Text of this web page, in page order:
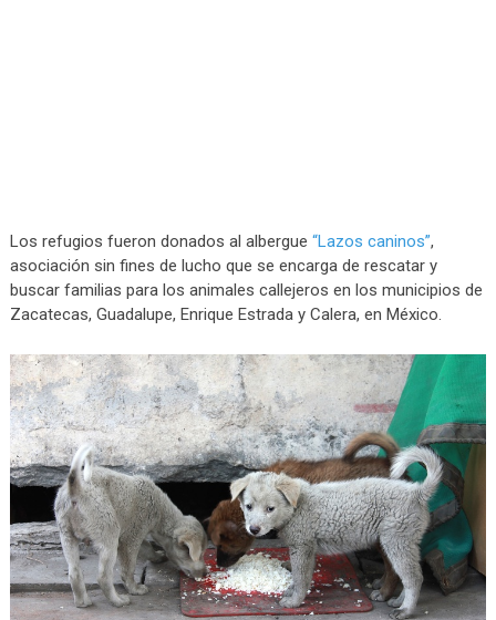
Los refugios fueron donados al albergue “Lazos caninos”,
asociación sin fines de lucho que se encarga de rescatar y
buscar familias para los animales callejeros en los municipios de
Zacatecas, Guadalupe, Enrique Estrada y Calera, en México.